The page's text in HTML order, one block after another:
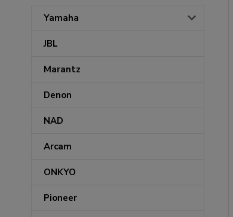
Yamaha
JBL
Marantz
Denon
NAD
Arcam
ONKYO
Pioneer